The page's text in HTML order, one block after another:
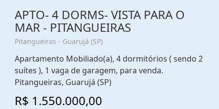
APTO- 4 DORMS- VISTA PARA O
MAR - PITANGUEIRAS
Pitangueiras - Guarujá (SP)
Apartamento Mobiliado(a), 4 dormitórios ( sendo 2
suítes ), 1 vaga de garagem, para venda.
Pitangueiras, Guarujá (SP)
R$ 1.550.000,00